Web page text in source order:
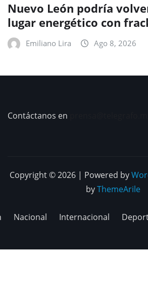
Nuevo León podría
lugar energético con
Emiliano Lira Ago 8, 2026
Contáctanos en
Copyright © 2026 | Powered by
byThemeArile
Nacional Internacional